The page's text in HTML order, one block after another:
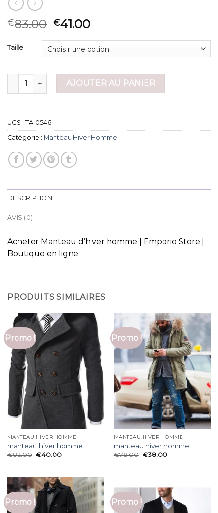
€83.00 €41.00
Taille
quantité de manteau hiver homme
AJOUTER AU PANIER
UGS : TA-0546
Catégorie : Manteau Hiver Homme
DESCRIPTION
AVIS (0)
Acheter Manteau d’hiver homme | Emporio Store |
Boutique en ligne
PRODUITS SIMILAIRES
Promo !
MANTEAU HIVER HOMME
manteau hiver homme
€82.00 €40.00
Promo !
MANTEAU HIVER HOMME
manteau hiver homme
€78.00 €38.00
Promo ! Promo !